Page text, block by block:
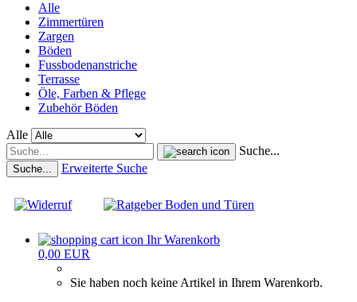
Alle
Zimmertüren
Zargen
Böden
Fussbodenanstriche
Terrasse
Öle, Farben & Pflege
Zubehör Böden
Alle
Suche...
Suche... Erweiterte Suche
Ihr Warenkorb
0,00 EUR
Sie haben noch keine Artikel in Ihrem Warenkorb.